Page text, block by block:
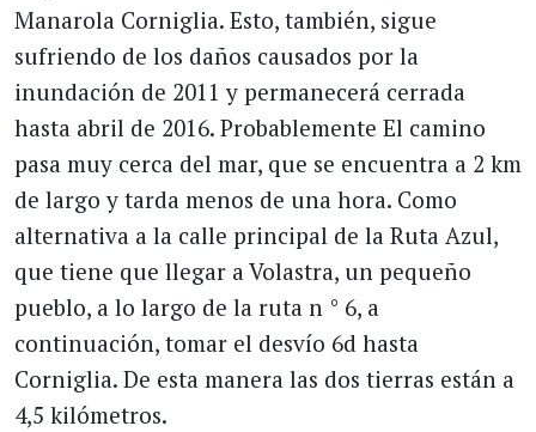
Manarola Corniglia. Esto, también, sigue
sufriendo de los daños causados ​​por la
inundación de 2011 y permanecerá cerrada
hasta abril de 2016. Probablemente El camino
pasa muy cerca del mar, que se encuentra a 2 km
de largo y tarda menos de una hora. Como
alternativa a la calle principal de la Ruta Azul,
que tiene que llegar a Volastra, un pequeño
pueblo, a lo largo de la ruta n ° 6, a
continuación, tomar el desvío 6d hasta
Corniglia. De esta manera las dos tierras están a
4,5 kilómetros.